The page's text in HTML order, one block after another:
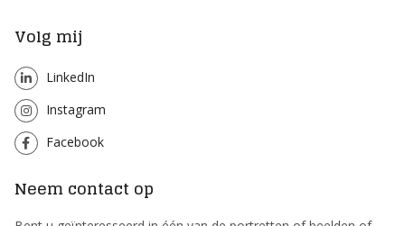
Volg mij
LinkedIn
Instagram
Facebook
Neem contact op